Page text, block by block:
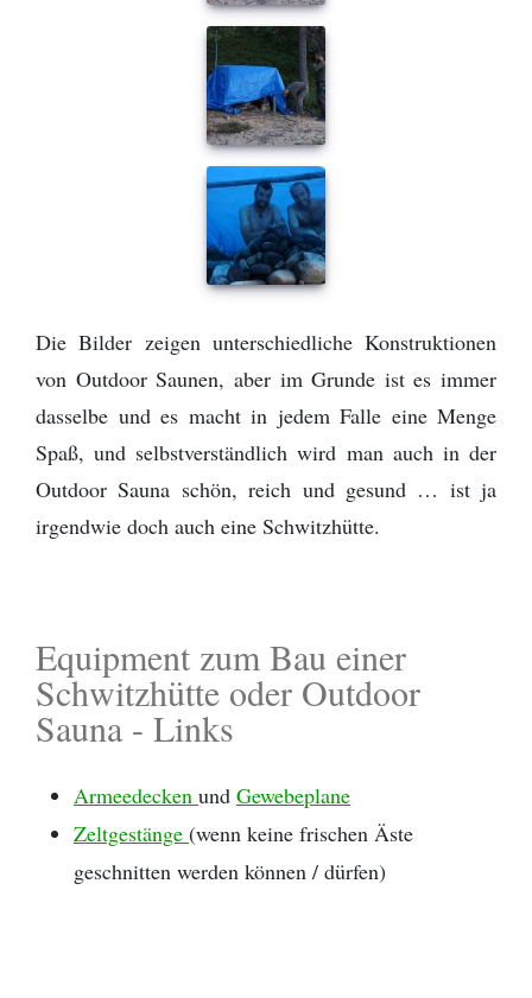
Die Bilder zeigen unterschiedliche Konstruktionen
von Outdoor Saunen, aber im Grunde ist es immer
dasselbe und es macht in jedem Falle eine Menge
Spaß, und selbstverständlich wird man auch in der
Outdoor Sauna schön, reich und gesund … ist ja
irgendwie doch auch eine Schwitzhütte.
Equipment zum Bau einer
Schwitzhütte oder Outdoor
Sauna - Links
Armeedecken und Gewebeplane
Zeltgestänge (wenn keine frischen Äste
geschnitten werden können / dürfen)